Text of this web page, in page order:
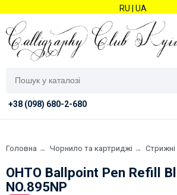
RU UA
+38 (098) 680-2-680
Головна → Чорнило та картриджі → Стрижні
OHTO Ballpoint Pen Refill
NO.895NP